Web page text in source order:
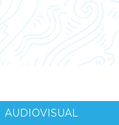
AUDIOVISUAL